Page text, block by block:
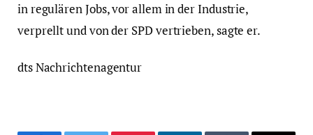
in regulären Jobs, vor allem in der Industrie,
verprellt und von der SPD vertrieben, sagte er.
dts Nachrichtenagentur